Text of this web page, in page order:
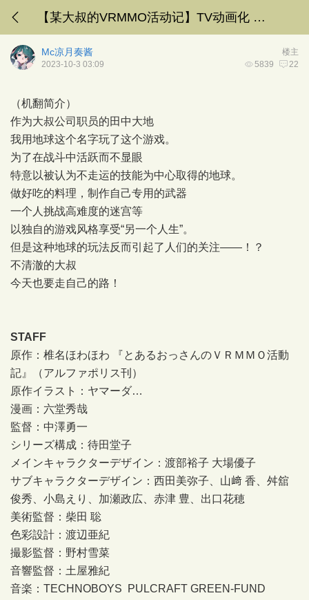
【某大叔的VRMMO活动记】TV动画化 中泽勇一 2023.10
楼主
Mc凉月奏酱
5839 22
2023-10-3 03:09
（机翻简介）
作为大叔公司职员的田中大地
我用地球这个名字玩了这个游戏。
为了在战斗中活跃而不显眼
特意以被认为不走运的技能为中心取得的地球。
做好吃的料理，制作自己专用的武器
一个人挑战高难度的迷宫等
以独自的游戏风格享受“另一个人生”。
但是这种地球的玩法反而引起了人们的关注——！？
不清澈的大叔
今天也要走自己的路！
STAFF
原作：椎名ほわほわ 『とあるおっさんのＶＲＭＭＯ活動
記』（アルファポリス刊）
原作イラスト：ヤマーダ…
漫画：六堂秀哉
監督：中澤勇一
シリーズ構成：待田堂子
メインキャラクターデザイン：渡部裕子 大場優子
サブキャラクターデザイン：西田美弥子、山﨑 香、舛舘
俊秀、小島えり、加瀬政広、赤津 豊、出口花穂
美術監督：柴田 聡
色彩設計：渡辺亜紀
撮影監督：野村雪菜
音響監督：土屋雅紀
音楽：TECHNOBOYS PULCRAFT GREEN-FUND